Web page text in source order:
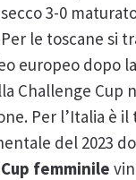
3-0
Per le toscane si
europeo dopo la
Challenge Cup
Per l’Italia è il
del 2023
femminile